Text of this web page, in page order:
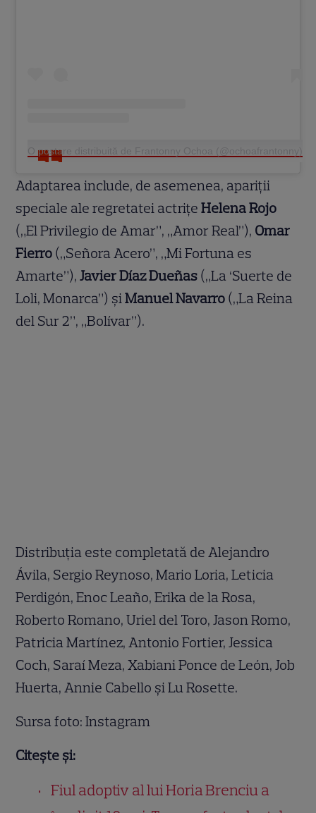
O postare distribuită de Frantonny Ochoa (@ochoafrantonny)
Adaptarea include, de asemenea, apariții
speciale ale regretatei actrițe Helena Rojo
(„El Privilegio de Amar”, „Amor Real”), Omar
Fierro („Señora Acero”, „Mi Fortuna es
Amarte”), Javier Díaz Dueñas („La ‘Suerte de
Loli, Monarca”) șiManuel Navarro („La Reina
del Sur 2”, „Bolívar”).
Distribuția este completată de Alejandro
Ávila, Sergio Reynoso, Mario Loria, Leticia
Perdigón, Enoc Leaño, Erika de la Rosa,
Roberto Romano, Uriel del Toro, Jason Romo,
Patricia Martínez, Antonio Fortier, Jessica
Coch, Saraí Meza, Xabiani Ponce de León, Job
Huerta, Annie Cabello și Lu Rosette.
Sursa foto: Instagram
Citește și:
Fiul adoptiv al lui Horia Brenciu a